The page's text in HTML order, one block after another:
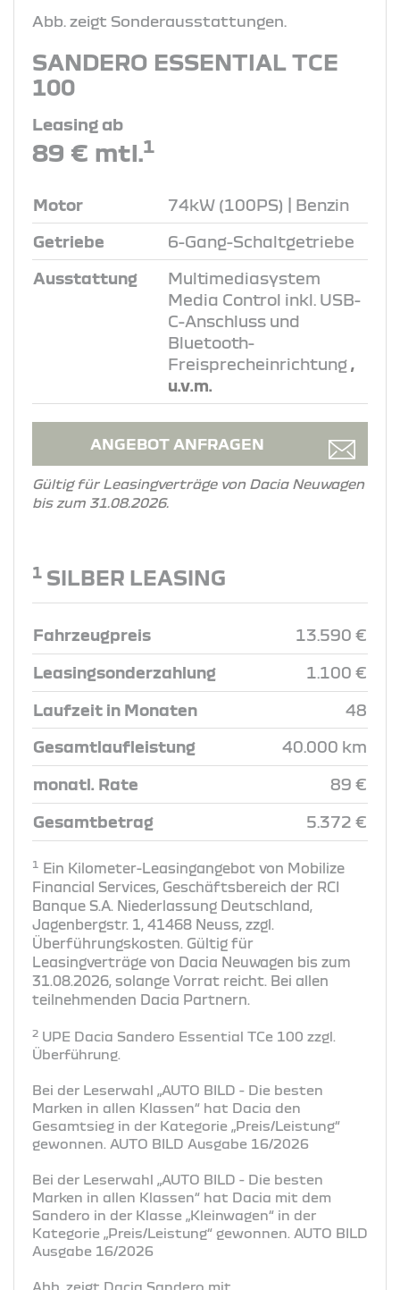
Abb. zeigt Sonderausstattungen.
SANDERO ESSENTIAL TCE
100
Leasing ab
89 € mtl.1
Motor 74kW (100PS) | Benzin
Getriebe 6-Gang-Schaltgetriebe
Ausstattung
Multimediasystem
Media Control inkl. USB-
C-Anschluss und
Bluetooth-
Freisprecheinrichtung ,
u.v.m.
ANGEBOT ANFRAGEN
Gültig für Leasingverträge von Dacia Neuwagen
bis zum 31.08.2026.
1 SILBER LEASING
Fahrzeugpreis 13.590 €
Leasingsonderzahlung 1.100 €
Laufzeit in Monaten 48
Gesamtlaufleistung 40.000 km
monatl. Rate 89 €
Gesamtbetrag 5.372 €
1
Ein Kilometer-Leasingangebot von Mobilize
Financial Services, Geschäftsbereich der RCI
Banque S.A. Niederlassung Deutschland,
Jagenbergstr. 1, 41468 Neuss, zzgl.
Überführungskosten. Gültig für
Leasingverträge von Dacia Neuwagen bis zum
31.08.2026, solange Vorrat reicht. Bei allen
teilnehmenden Dacia Partnern.
2 UPE Dacia Sandero Essential TCe 100 zzgl.
Überführung.
Bei der Leserwahl „AUTO BILD - Die besten
Marken in allen Klassen“ hat Dacia den
Gesamtsieg in der Kategorie „Preis/Leistung“
gewonnen. AUTO BILD Ausgabe 16/2026
Bei der Leserwahl „AUTO BILD - Die besten
Marken in allen Klassen“ hat Dacia mit dem
Sandero in der Klasse „Kleinwagen“ in der
Kategorie „Preis/Leistung“ gewonnen. AUTO BILD
Ausgabe 16/2026
Abb. zeigt Dacia Sandero mit